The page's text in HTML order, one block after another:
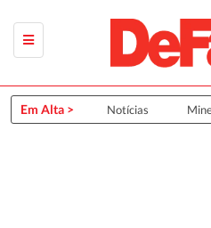
Em Alta >Últimas Notícias